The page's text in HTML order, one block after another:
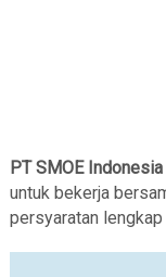
PT SMOE Indonesia
untuk bekerja
persyaratan